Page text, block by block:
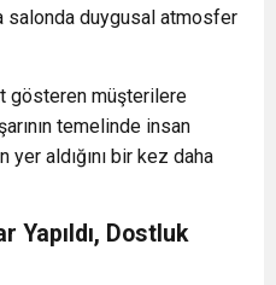
salonda duygusal atmosfer
gösteren müşterilere
temelinde insan
aldığını bir kez daha
Yapıldı, Dostluk